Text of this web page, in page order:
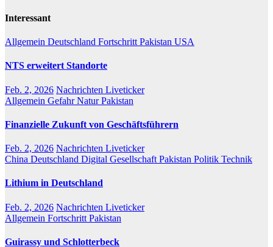
Interessant
Allgemein Deutschland Fortschritt Pakistan USA
NTS erweitert Standorte
Feb. 2, 2026 Nachrichten Liveticker
Allgemein GefahrNaturPakistan
Finanzielle Zukunft von Geschäftsführern
Feb. 2, 2026 Nachrichten Liveticker
China Deutschland Digital Gesellschaft Pakistan Politik Technik
Lithium in Deutschland
Feb. 2, 2026 Nachrichten Liveticker
Allgemein Fortschritt Pakistan
Guirassy und Schlotterbeck